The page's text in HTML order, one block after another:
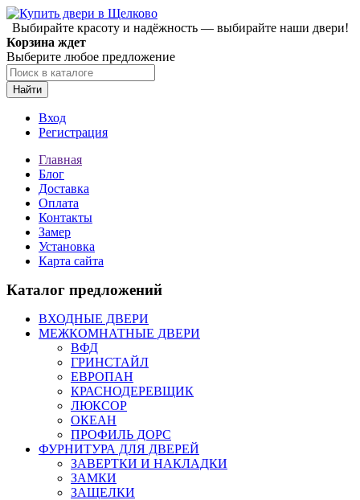
Выбирайте красоту и надёжность — выбирайте наши двери!
Корзина ждет
Выберите любое предложение
Найти
Вход
Регистрация
Главная
Блог
Доставка
Оплата
Контакты
Замер
Установка
Карта сайта
Каталог предложений
ВХОДНЫЕ ДВЕРИ
МЕЖКОМНАТНЫЕ ДВЕРИ
ВФД
ГРИНСТАЙЛ
ЕВРОПАН
КРАСНОДЕРЕВЩИК
ЛЮКСОР
ОКЕАН
ПРОФИЛЬ ДОРС
ФУРНИТУРА ДЛЯ ДВЕРЕЙ
ЗАВЕРТКИ И НАКЛАДКИ
ЗАМКИ
ЗАЩЕЛКИ